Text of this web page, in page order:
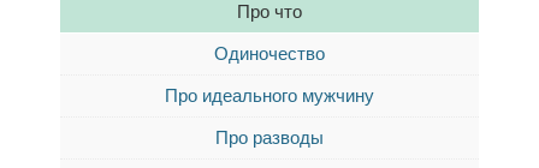
Про что
Одиночество
Про идеального мужчину
Про разводы